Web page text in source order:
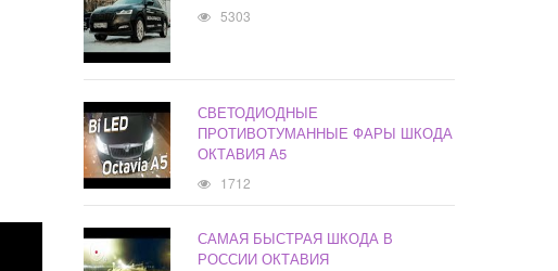
5303
СВЕТОДИОДНЫЕ
ПРОТИВОТУМАННЫЕ ФАРЫ ШКОДА
ОКТАВИЯ А5
1712
САМАЯ БЫСТРАЯ ШКОДА В
РОССИИ ОКТАВИЯ